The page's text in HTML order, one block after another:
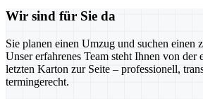
Wir sind für Sie da
Sie planen einen Umzug und suchen einen
Unser erfahrenes Team steht Ihnen von der
letzten Karton zur Seite – professionell,
termingerecht.